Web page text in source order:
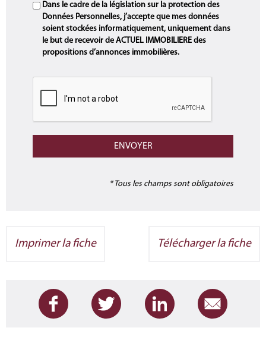
Dans le cadre de la législation sur la protection des
Données Personnelles, j’accepte que mes données
soient stockées informatiquement, uniquement dans
le but de recevoir de ACTUEL IMMOBILIERE des
propositions d’annonces immobilières.
* Tous les champs sont obligatoires
Imprimer la fiche Télécharger la fiche